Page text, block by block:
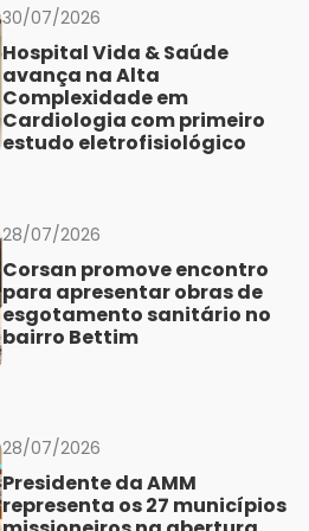
30/07/2026
Hospital Vida & Saúde
avança na Alta
Complexidade em
Cardiologia com primeiro
estudo eletrofisiológico
28/07/2026
Corsan promove encontro
para apresentar obras de
esgotamento sanitário no
bairro Bettim
28/07/2026
Presidente da AMM
representa os 27 municípios